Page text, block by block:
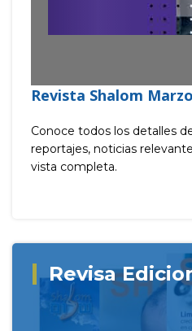
Revista Shalom
Conoce todos los detalles
reportajes, noticias
vista completa.
Revisa